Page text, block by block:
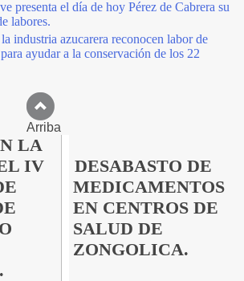
presenta el día de hoy Pérez de Cabrera su
labores.
industria azucarera reconocen labor de
ayudar a la conservación de los 22
Arriba
LA
IV
DESABASTO DE
MEDICAMENTOS
EN CENTROS DE
SALUD DE
ZONGOLICA.